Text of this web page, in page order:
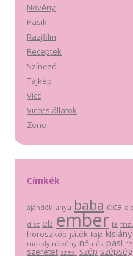
Növény
Pasik
Razjfilm
Receptek
Színező
Tájkép
Vicc
Vicces állatok
Zene
Címkék
ajándék anya baba cica
dísz eb ember fa
horoszkóp játék kaja kislány
mosoly növény nő nők pasi
szeretet szexi szép szépség